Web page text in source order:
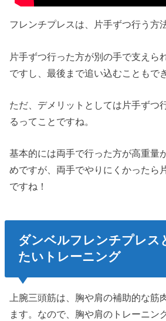
フレンチプレスは、片手ずつ行う方
片手ずつ行った方が別の手で支えら
ですし、最後まで追い込むこともで
ただ、デメリットとしては片手ずつ
るってことですね。
基本的には両手で行った方が高重量
めですが、両手でやりにくかったら
ですね！
ダンベルフレンチプレス
たいトレーニング
上腕三頭筋は、胸や肩の補助的な筋
ます。なので、胸や肩のトレーニン